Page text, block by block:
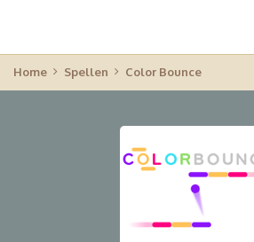
Home Spellen Color Bounce